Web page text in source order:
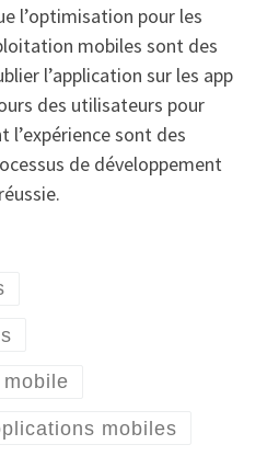
l’optimisation pour les
mobiles sont des
l’application sur les app
des utilisateurs pour
sont des
de développement
mobiles